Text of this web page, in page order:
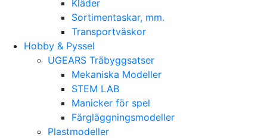
Kläder
Sortimentaskar, mm.
Transportväskor
Hobby & Pyssel
UGEARS Träbyggsatser
Mekaniska Modeller
STEM LAB
Manicker för spel
Färgläggningsmodeller
Plastmodeller